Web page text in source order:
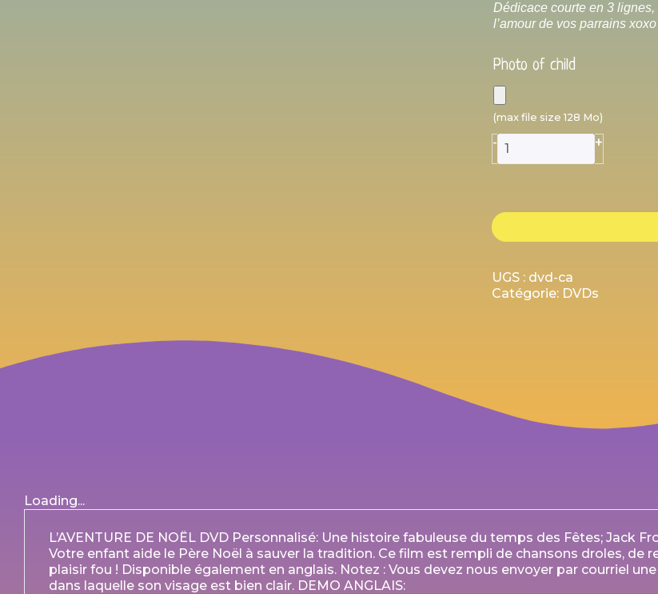
Dédicace courte en 3
l’amour de vos parrains xoxo
Photo of child
(max file size 128 Mo)
- +
UGS : dvd-ca
Catégorie: DVDs
Loading...
L’AVENTURE DE NOËL DVD Personnalisé: Une histoire fabuleuse du temps des Fêtes; Jack
Votre enfant aide le Père Noël à sauver la tradition. Ce film est rempli de chansons droles, de
plaisir fou ! Disponible également en anglais. Notez : Vous devez nous envoyer par courriel
dans laquelle son visage est bien clair. DEMO ANGLAIS: